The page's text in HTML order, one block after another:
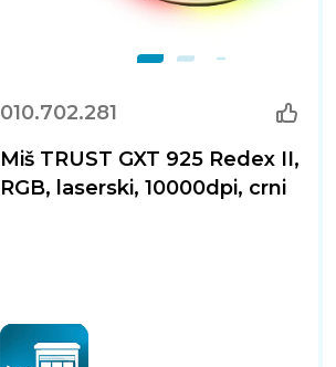
010.702.281
Miš TRUST GXT 925 Redex II,
RGB, laserski, 10000dpi, crni